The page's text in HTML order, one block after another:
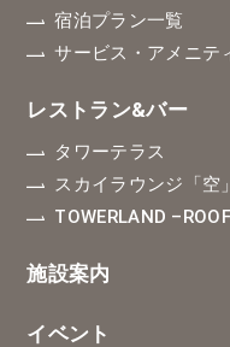
宿泊プラン一覧
サービス・アメニテ
レストラン&バー
タワーテラス
スカイラウンジ「空」
TOWERLAND
施設案内
イベント